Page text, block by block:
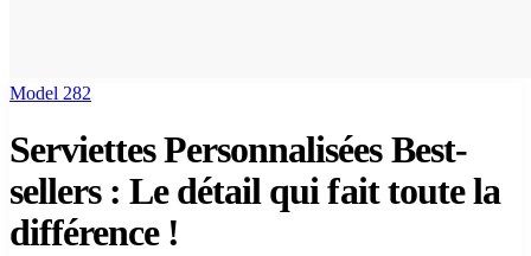
Model 282
Serviettes Personnalisées Best-
sellers : Le détail qui fait toute la
différence !